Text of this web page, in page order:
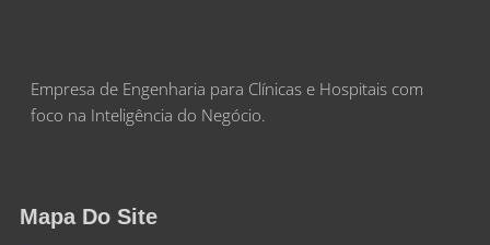
Empresa de Engenharia para Clínicas e Hospitais com
foco na Inteligência do Negócio.
Mapa Do Site